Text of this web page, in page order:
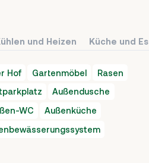
und Heizen Küche und
Hof Gartenmöbel
Rasen
Außendusche
WC
Außenküche